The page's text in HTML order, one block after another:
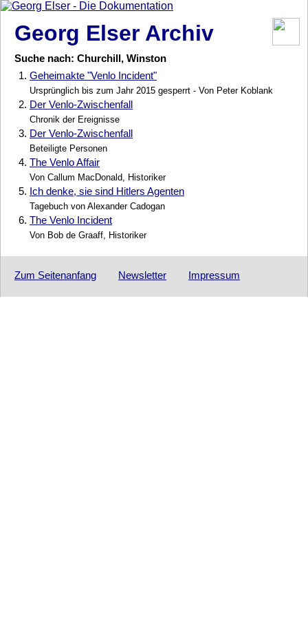
Georg Elser Archiv
Suche nach: Churchill, Winston
1. Geheimakte "Venlo Incident"
Ursprünglich bis zum Jahr 2015 gesperrt - Von Peter Koblank
2. Der Venlo-Zwischenfall
Chronik der Ereignisse
3. Der Venlo-Zwischenfall
Beteiligte Personen
4. The Venlo Affair
Von Callum MacDonald, Historiker
5. Ich denke, sie sind Hitlers Agenten
Tagebuch von Alexander Cadogan
6. The Venlo Incident
Von Bob de Graaff, Historiker
Zum Seitenanfang Newsletter Impressum